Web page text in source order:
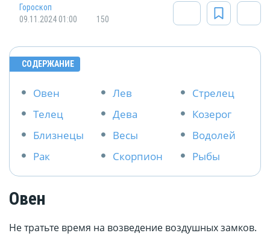
Гороскоп
09.11.2024 01:00
150
СОДЕРЖАНИЕ
Овен
Телец
Близнецы
Рак
Лев
Дева
Весы
Скорпион
Стрелец
Козерог
Водолей
Рыбы
Овен
Не тратьте время на возведение воздушных замков.